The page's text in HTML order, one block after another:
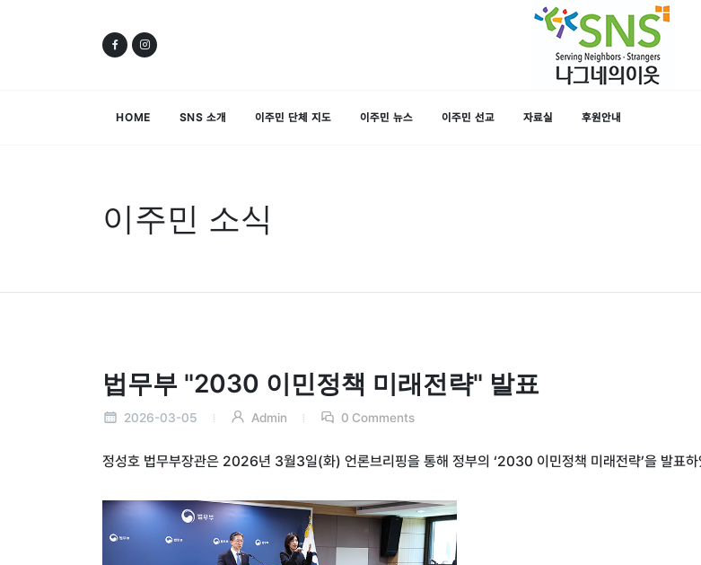
HOME SNS 소개 이주민 단체 지도 이주민 뉴스 이주민 선교 자료실 후원안내
이주민 소식
법무부 "2030 이민정책 미래전략" 발표
2026-03-05 Admin 0 Comments
정성호 법무부장관은 2026년 3월3일(화) 언론브리핑을 통해 정부의 ‘2030 이민정책 미래전략’을 발표하